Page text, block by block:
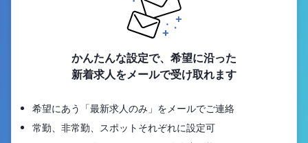
かんたんな設定で、希望に沿った
新着求人をメールで受け取れます
希望にあう「最新求人のみ」をメールでご連絡
常勤、非常勤、スポットそれぞれに設定可